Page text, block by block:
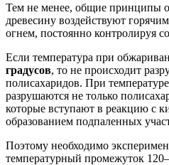
Тем не менее, общие принципы
древесину воздействуют
огнем, постоянно контролируя
Если температура при
градусов, то не происходит
полисахаридов. При температуре
разрушаются не только
которые вступают в реакцию с
образованием подпаленных
Поэтому необходимо
температурный промежуток